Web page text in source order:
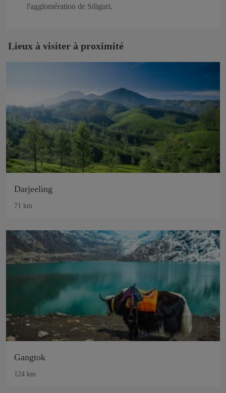
l'agglomération de Siliguri.
Lieux à visiter à proximité
Darjeeling
71 km
Gangtok
124 km